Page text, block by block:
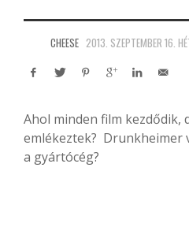
CHEESE 2013. SZEPTEMBER 16.
Ahol minden film kezdődik,
emlékeztek? Drunkheimer
a gyártócég?